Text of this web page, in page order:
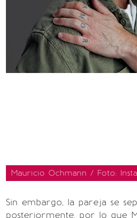
Mauricio Ochmann / Foto:
Sin embargo, la pareja se
posteriormente, por lo que